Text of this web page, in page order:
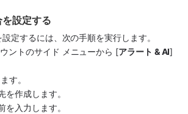
設定する
定するには、次の手順を実行します。
ントのサイド メニューから [アラート & AI]
す。
を作成します。
を入力します。